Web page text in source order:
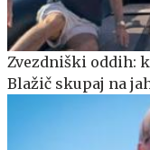
Zvezdniški oddih:
Blažič skupaj na